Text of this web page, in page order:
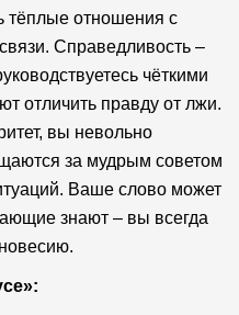
тёплые отношения с
Справедливость –
чёткими
отличить правду от лжи.
вы невольно
за мудрым советом
Ваше слово может
знают – вы всегда
»: